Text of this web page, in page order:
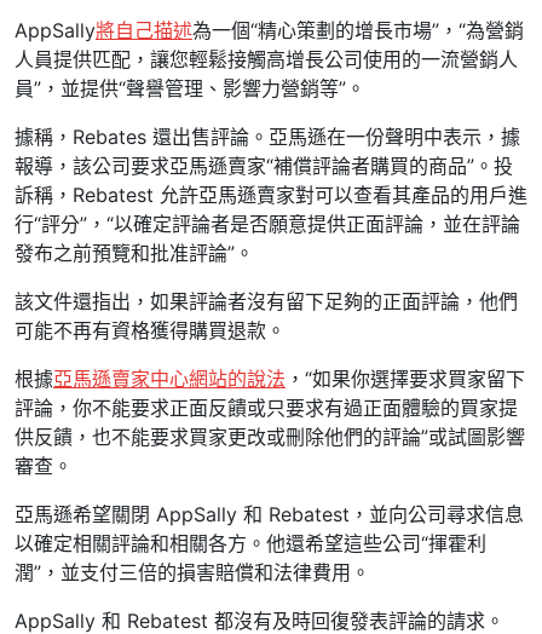
AppSally將自己描述為一個“精心策劃的增長市場”，“為營銷
人員提供匹配，讓您輕鬆接觸高增長公司使用的一流營銷人
員”，並提供“聲譽管理、影響力營銷等”。
據稱，Rebates 還出售評論。亞馬遜在一份聲明中表示，據
報導，該公司要求亞馬遜賣家“補償評論者購買的商品”。投
訴稱，Rebatest 允許亞馬遜賣家對可以查看其產品的用戶進
行“評分”，“以確定評論者是否願意提供正面評論，並在評論
發布之前預覽和批准評論”。
該文件還指出，如果評論者沒有留下足夠的正面評論，他們
可能不再有資格獲得購買退款。
根據亞馬遜賣家中心網站的說法 ，“如果你選擇要求買家留下
評論，你不能要求正面反饋或只要求有過正面體驗的買家提
供反饋，也不能要求買家更改或刪除他們的評論”或試圖影響
審查。
亞馬遜希望關閉 AppSally 和 Rebatest，並向公司尋求信息
以確定相關評論和相關各方。他還希望這些公司“揮霍利
潤”，並支付三倍的損害賠償和法律費用。
AppSally 和 Rebatest 都沒有及時回復發表評論的請求。